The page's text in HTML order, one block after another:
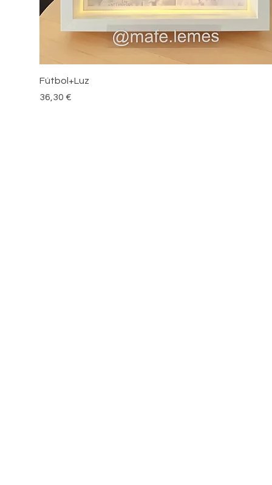
Fútbol+Luz
Precio
36,30 €